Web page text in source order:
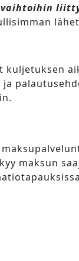
ja
maksun